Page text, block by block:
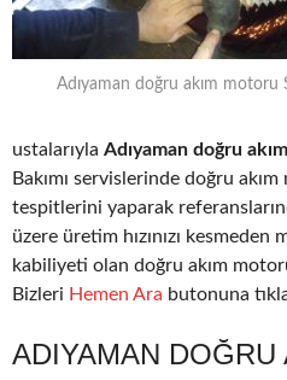
Adıyaman doğru akım motoru
ustalarıyla Adıyaman doğru
Bakımı servislerinde doğru
tespitlerini yaparak
üzere üretim hızınızı kesmeden
kabiliyeti olan doğru akım
Bizleri Hemen Ara butonuna
ADIYAMAN